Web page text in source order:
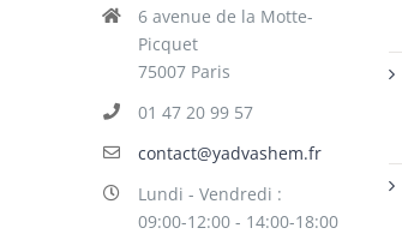
6 avenue de la Motte-
Picquet
75007 Paris
01 47 20 99 57
contact@yadvashem.fr
Lundi - Vendredi :
09:00-12:00 - 14:00-18:00